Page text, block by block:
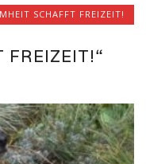
SCHAFFT FREIZEIT!
FREIZEIT!“